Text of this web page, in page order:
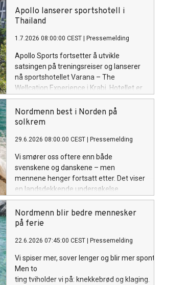
Apollo lanserer sportshotell i
Thailand
1.7.2026 08:00:00 CEST Pressemelding
Apollo Sports fortsetter å utvikle
satsingen på treningsreiser og lanserer
nå sportshotellet Varana – The
Wellcation Experience i Krabi. Hotellet er
utviklet for reisende som ønsker å
kombinere trening, velvære og
restitusjon i tropiske omgivelser.
Nordmenn best i Norden på
solkrem
29.6.2026 08:00:00 CEST Pressemelding
Vi smører oss oftere enn både
svenskene og danskene – men
mennene henger fortsatt etter. Det viser
en landsdekkende undersøkelse
gjennomført av Apollo.
Nordmenn blir bedre mennesker
på ferie
22.6.2026 07:45:00 CEST Pressemelding
Vi spiser mer, sover lenger og blir mer spontane.
Men to
ting tviholder vi på: knekkebrød og klaging.